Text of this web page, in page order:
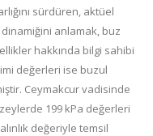
sürdüren, aktüel
anlamak, buz
hakkında bilgi sahibi
değerleri ise buzul
Ceymakcur vadisinde
199 kPa değerleri
değeriyle temsil